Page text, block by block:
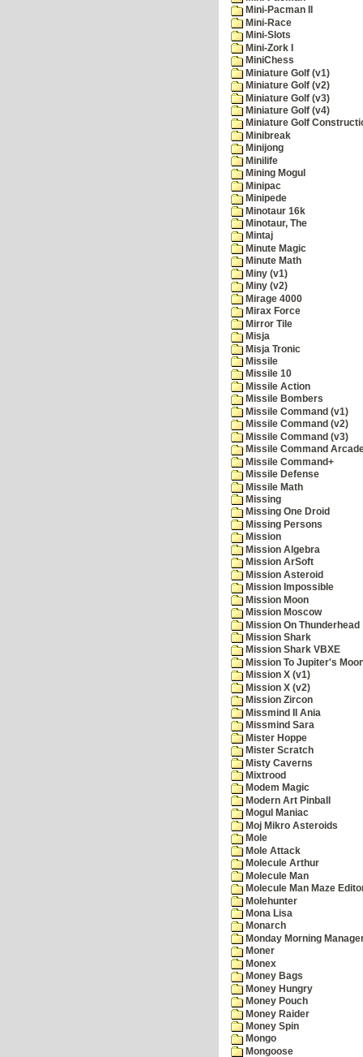
Mini-Pacman II
Mini-Race
Mini-Slots
Mini-Zork I
MiniChess
Miniature Golf (v1)
Miniature Golf (v2)
Miniature Golf (v3)
Miniature Golf (v4)
Miniature Golf
Minibreak
Minijong
Minilife
Mining Mogul
Minipac
Minipede
Minotaur 16k
Minotaur, The
Mintaj
Minute Magic
Minute Math
Miny (v1)
Miny (v2)
Mirage 4000
Mirax Force
Mirror Tile
Misja
Misja Tronic
Missile
Missile 10
Missile Action
Missile Bombers
Missile Command (v1)
Missile Command (v2)
Missile Command (v3)
Missile Command
Missile Command+
Missile Defense
Missile Math
Missing
Missing One Droid
Missing Persons
Mission
Mission Algebra
Mission ArSoft
Mission Asteroid
Mission Impossible
Mission Moon
Mission Moscow
Mission On Thunderhead
Mission Shark
Mission Shark VBXE
Mission To Jupiter's
Mission X (v1)
Mission X (v2)
Mission Zircon
Missmind II Ania
Missmind Sara
Mister Hoppe
Mister Scratch
Misty Caverns
Mixtrood
Modem Magic
Modern Art Pinball
Mogul Maniac
Moj Mikro Asteroids
Mole
Mole Attack
Molecule Arthur
Molecule Man
Molecule Man Maze
Molehunter
Mona Lisa
Monarch
Monday Morning
Moner
Monex
Money Bags
Money Hungry
Money Pouch
Money Raider
Money Spin
Mongo
Mongoose